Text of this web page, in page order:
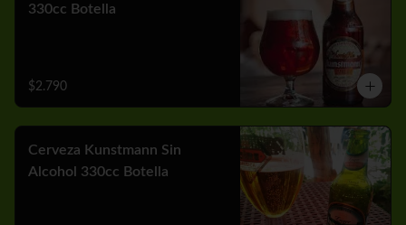
330cc Botella
$2.790
Cerveza Kunstmann Sin
Alcohol 330cc Botella